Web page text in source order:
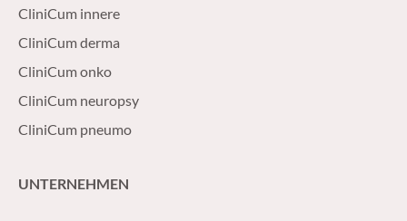
CliniCum innere
CliniCum derma
CliniCum onko
CliniCum neuropsy
CliniCum pneumo
UNTERNEHMEN